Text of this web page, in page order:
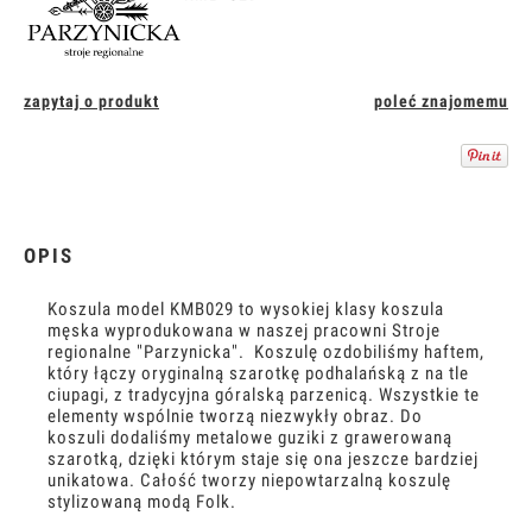
zapytaj o produkt poleć znajomemu
OPIS
Koszula model KMB029 to wysokiej klasy koszula
męska wyprodukowana w naszej pracowni Stroje
regionalne "Parzynicka". Koszulę ozdobiliśmy haftem,
który łączy oryginalną szarotkę podhalańską z na tle
ciupagi, z tradycyjna góralską parzenicą. Wszystkie te
elementy wspólnie tworzą niezwykły obraz. Do
koszuli dodaliśmy metalowe guziki z grawerowaną
szarotką, dzięki którym staje się ona jeszcze bardziej
unikatowa. Całość tworzy niepowtarzalną koszulę
stylizowaną modą Folk.